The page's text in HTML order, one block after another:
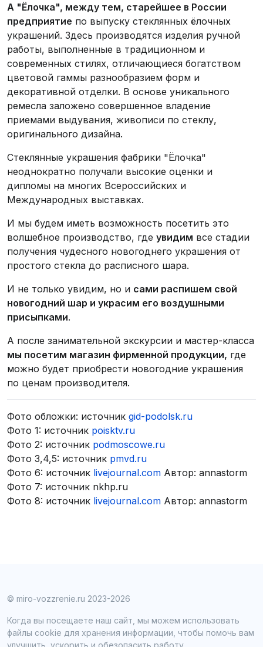
А "Ёлочка", между тем, старейшее в России
предприятие по выпуску стеклянных ёлочных
украшений. Здесь производятся изделия ручной
работы, выполненные в традиционном и
современных стилях, отличающиеся богатством
цветовой гаммы разнообразием форм и
декоративной отделки. В основе уникального
ремесла заложено совершенное владение
приемами выдувания, живописи по стеклу,
оригинального дизайна.
Стеклянные украшения фабрики "Ёлочка"
неоднократно получали высокие оценки и
дипломы на многих Всероссийских и
Международных выставках.
И мы будем иметь возможность посетить это
волшебное производство, где увидим все стадии
получения чудесного новогоднего украшения от
простого стекла до расписного шара.
И не только увидим, но и сами распишем свой
новогодний шар и украсим его воздушными
присыпками.
А после занимательной экскурсии и мастер-класса
мы посетим магазин фирменной продукции, где
можно будет приобрести новогодние украшения
по ценам производителя.
Фото обложки: источник gid-podolsk.ru
Фото 1: источник poisktv.ru
Фото 2: источник podmoscowe.ru
Фото 3,4,5: источник pmvd.ru
Фото 6: источник livejournal.com Автор: annastorm
Фото 7: источник nkhp.ru
Фото 8: источник livejournal.com Автор: annastorm
© miro-vozzrenie.ru 2023-2026
Когда вы посещаете наш сайт, мы можем использовать
файлы cookie для хранения информации, чтобы помочь вам
улучшить, ускорить и обезопасить работу.